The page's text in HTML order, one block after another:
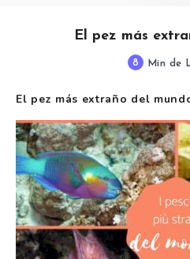
El pez más
8 Min de
El pez más extraño del